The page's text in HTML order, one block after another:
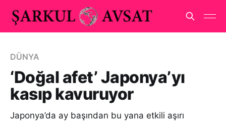
DÜNYA
‘Doğal afet’ Japonya’yı
kasıp kavuruyor
Japonya’da ay başından bu yana etkili aşırı